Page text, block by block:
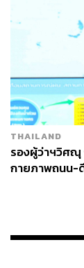
THAILAND
รองผู้ว่าฯวิศณุ
กายภาพถนน-ดึ